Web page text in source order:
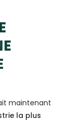
maintenant
la plus